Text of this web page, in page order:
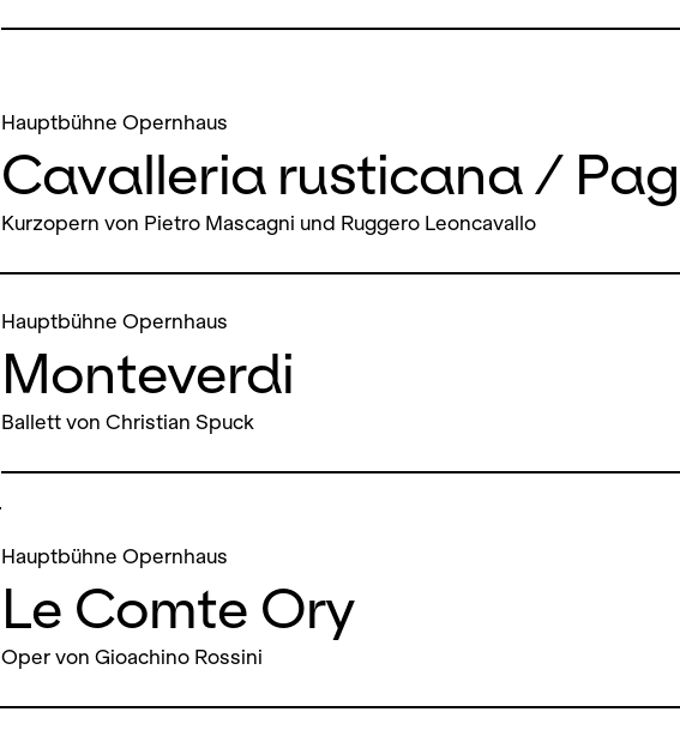
Hauptbühne Opernhaus
Cavalleria rusticana /
Kurzopern von Pietro Mascagni und Ruggero Leoncavallo
Hauptbühne Opernhaus
Monteverdi
Ballett von Christian Spuck
Hauptbühne Opernhaus
Le Comte Ory
Oper von Gioachino Rossini